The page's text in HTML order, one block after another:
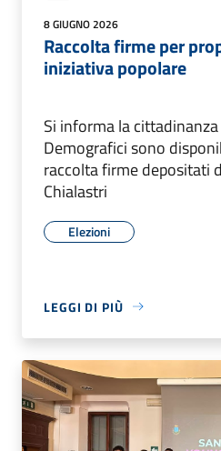
8 GIUGNO 2026
Raccolta firme per
iniziativa popolare
Si informa la
Demografici sono
raccolta firme depositati
Chialastri
Elezioni
LEGGI DI PIÙ